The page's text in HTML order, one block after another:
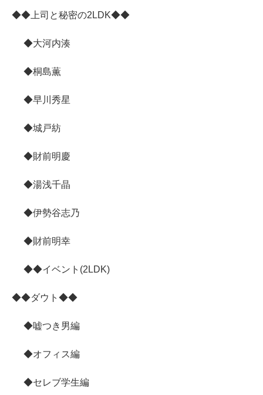
◆◆上司と秘密の2LDK◆◆
◆大河内湊
◆桐島薫
◆早川秀星
◆城戸紡
◆財前明慶
◆湯浅千晶
◆伊勢谷志乃
◆財前明幸
◆◆イベント(2LDK)
◆◆ダウト◆◆
◆嘘つき男編
◆オフィス編
◆セレブ学生編